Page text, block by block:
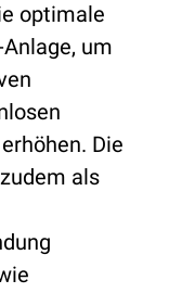
optimale
um
Die
als